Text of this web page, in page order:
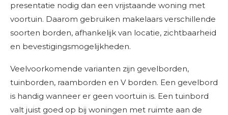
presentatie nodig dan een vrijstaande woning met
voortuin. Daarom gebruiken makelaars verschillende
soorten borden, afhankelijk van locatie, zichtbaarheid
en bevestigingsmogelijkheden.
Veelvoorkomende varianten zijn gevelborden,
tuinborden, raamborden en V borden. Een gevelbord
is handig wanneer er geen voortuin is. Een tuinbord
valt juist goed op bij woningen met ruimte aan de